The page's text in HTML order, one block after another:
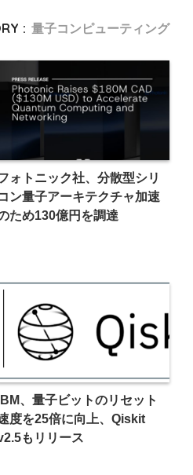
: 量子コンピューティング
ォトニック社、分散型シリ
ン量子アーキテクチャ加速
ため130億円を調達
、量子ビットのリセット
度を25倍に向上、Qiskit
もリリース